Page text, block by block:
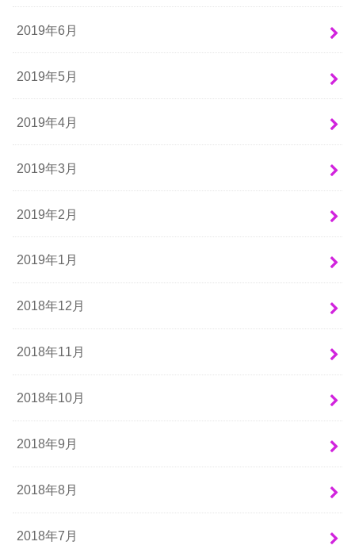
2019年6月
2019年5月
2019年4月
2019年3月
2019年2月
2019年1月
2018年12月
2018年11月
2018年10月
2018年9月
2018年8月
2018年7月